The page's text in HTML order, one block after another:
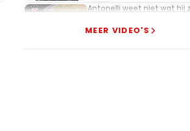
Antonelli weet niet wat hij
8
Verstappen verbaast
MEER VIDEO'S